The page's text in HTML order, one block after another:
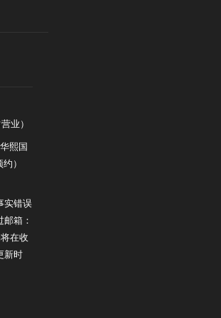
业）
熙国
）
实错误
箱：
在收
新时